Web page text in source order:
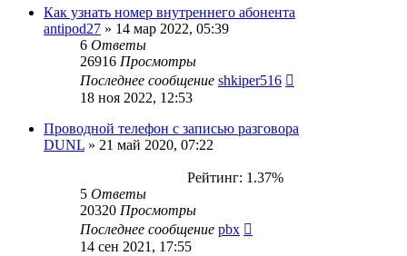
Как узнать номер внутреннего абонента
antipod27 » 14 мар 2022, 05:39
6 Ответы
26916 Просмотры
Последнее сообщение shkiper516
18 ноя 2022, 12:53
Проводной телефон с записью разговора
DUNL » 21 май 2020, 07:22
Рейтинг: 1.37%
5 Ответы
20320 Просмотры
Последнее сообщение pbx
14 сен 2021, 17:55